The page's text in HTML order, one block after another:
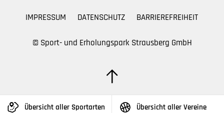
Übersicht aller Sportarten Übersicht aller Vereine
© Sport- und Erholungspark Strausberg GmbH
IMPRESSUM DATENSCHUTZ BARRIEREFREIHEIT